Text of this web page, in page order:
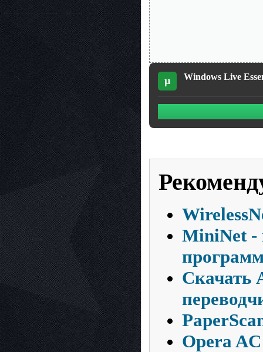
µ Windows Live
MiniNet -
Скачать
Opera